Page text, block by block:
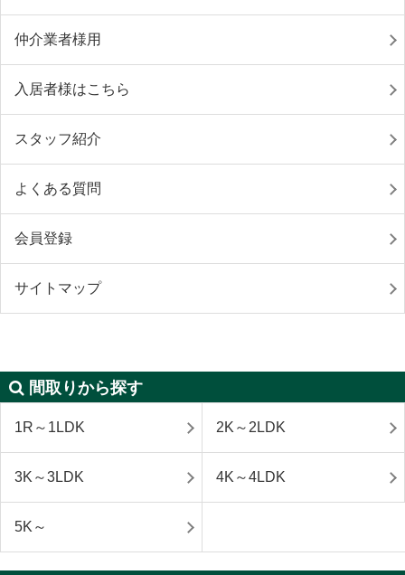
仲介業者様用
入居者様はこちら
スタッフ紹介
よくある質問
会員登録
サイトマップ
間取りから探す
1R～1LDK 2K～2LDK
3K～3LDK 4K～4LDK
5K～